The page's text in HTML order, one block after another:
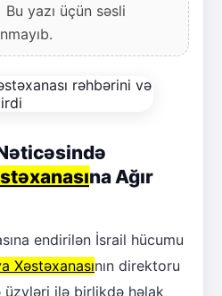
Bu yazı üçün səsli
na Ağır
endirilən İsrail hücumu
Xəstəxanasının direktoru
üzvləri ilə birlikdə həlak